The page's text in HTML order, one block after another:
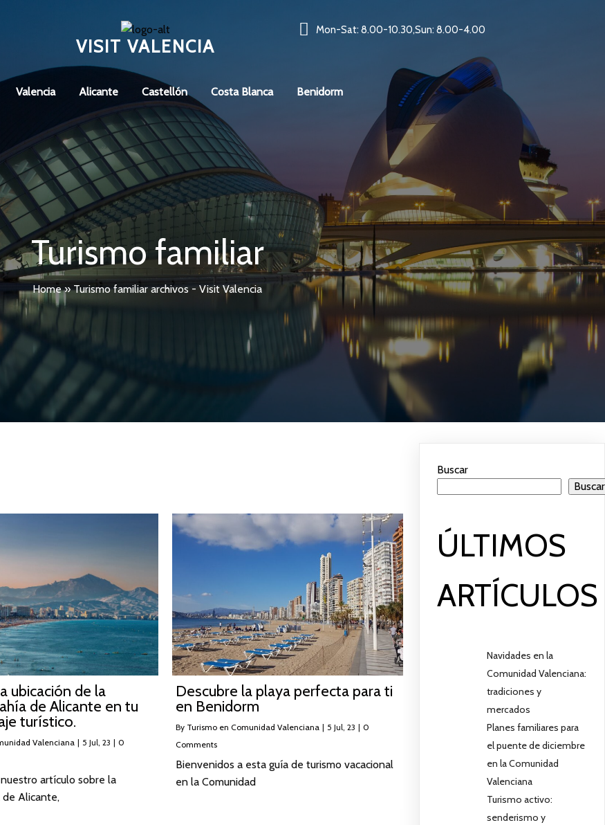
VISIT VALENCIA
Mon-Sat: 8.00-10.30,Sun: 8.00-4.00
Valencia Alicante Castellón Costa Blanca Benidorm
Turismo familiar
Home»Turismo familiar archivos - Visit Valencia
ubicación de la
de Alicante en tu
turístico.
Valenciana | 5 Jul, 23 | 0
artículo sobre la
de Alicante,
Descubre la playa perfecta para ti
en Benidorm
By Turismo en Comunidad Valenciana | 5 Jul, 23 | 0
Comments
Bienvenidos a esta guía de turismo vacacional
en la Comunidad
Buscar
Buscar
ÚLTIMOS
ARTÍCULOS
Navidades en la
Comunidad Valenciana:
tradiciones y
mercados
Planes familiares para
el puente de diciembre
en la Comunidad
Valenciana
Turismo activo:
senderismo y